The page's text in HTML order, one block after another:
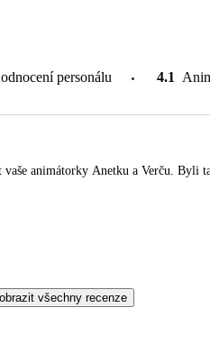
personálu 4.1
animátorky Anetku a Verču. Byli
všechny recenze